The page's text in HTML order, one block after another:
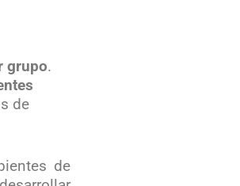
grupo.
de
de